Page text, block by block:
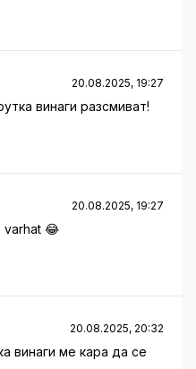
20.08.2025, 19:27
винаги разсмиват!
20.08.2025, 19:27
varhat 😂
20.08.2025, 20:32
винаги ме кара да се